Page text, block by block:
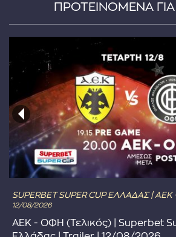
ΠΡΟΤΕΙΝΟΜΕΝΑ
SUPERBET SUPER CUP ΕΛΛΑΔΑΣ |
12/08/2026
ΑΕΚ - ΟΦΗ (Τελικός) | Superbet